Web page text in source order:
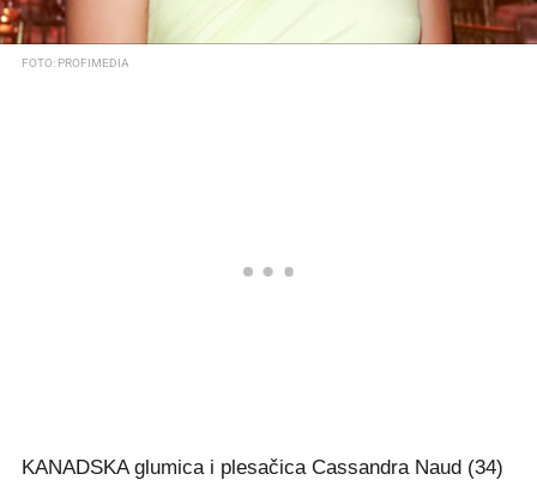
FOTO: PROFIMEDIA
KANADSKA glumica i plesačica Cassandra Naud (34)